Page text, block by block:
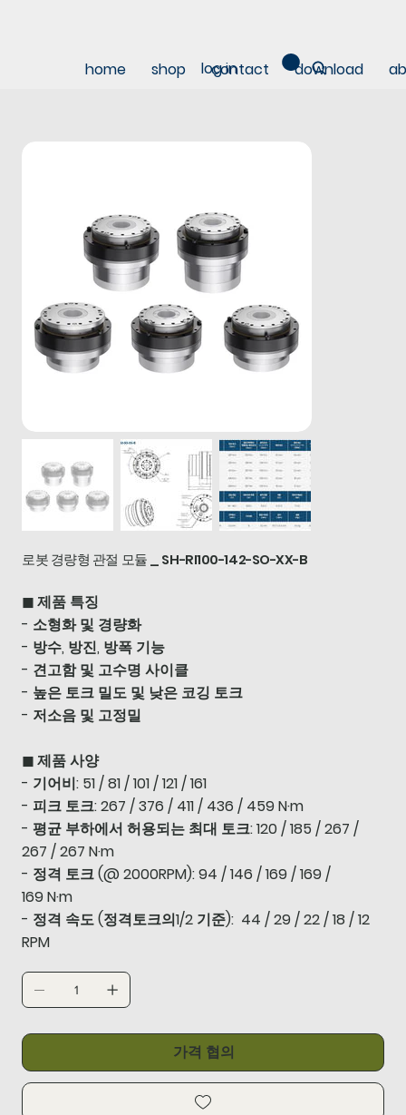
home shop contact download
log in
로봇 경량형 관절 모듈 _ SH-RI100-142-SO-XX-B
◼ 제품 특징
- 소형화 및 경량화
- 방수, 방진, 방폭 기능
- 견고함 및 고수명 사이클
- 높은 토크 밀도 및 낮은 코깅 토크
- 저소음 및 고정밀
◼ 제품 사양
- 기어비: 51 / 81 / 101 / 121 / 161
- 피크 토크: 267 / 376 / 411 / 436 / 459 N·m
- 평균 부하에서 허용되는 최대 토크: 120 / 185 / 267 /
267 / 267 N·m
- 정격 토크 (@ 2000RPM): 94 / 146 / 169 / 169 /
169 N·m
- 정격 속도 (정격토크의1/2 기준): 44 / 29 / 22 / 18 / 12
RPM
가격 협의